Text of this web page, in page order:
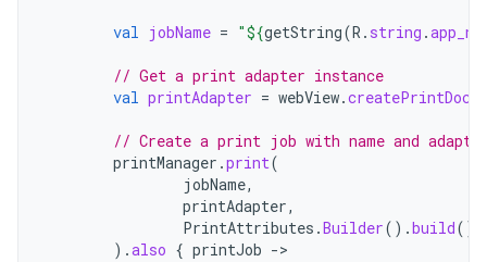
val jobName = "${getString(R . string .
// Get a print adapter instance
val printAdapter = webView.
// Create a print job with name and
printManager .print(
jobName,
printAdapter,
PrintAttributes .Builder().build()
).also { printJob ->